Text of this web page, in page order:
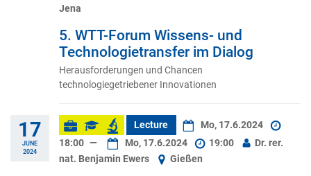
Jena
5. WTT-Forum Wissens- und
Technologietransfer im Dialog
Herausforderungen und Chancen
technologiegetriebener Innovationen
17
JUNE
2024
Lecture
Mo, 17.6.2024
18:00 — Mo, 17.6.2024 19:00
Dr. rer.
nat. Benjamin Ewers
Gießen